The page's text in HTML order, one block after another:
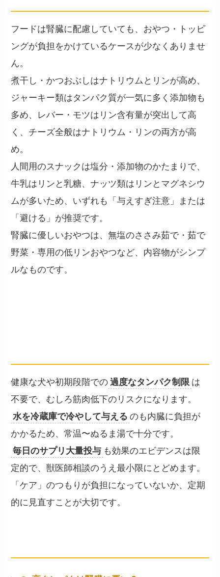
フードは腎臓に配慮していても、おやつ・トッピ
ングが負担をかけているケースが少なくありませ
ん。
煮干し・かつおぶしはナトリウムとリンが高め、
ジャーキー類はタンパク質が一気に多く添加物も
多め、レバー・モツはリン含有量が突出して高
く、チーズ全般はナトリウム・リンの両方が高
め。
人間用のスナックは塩分・添加物のかたまりで、
牛乳はリンと乳糖、ナッツ類はリンとマグネシウ
ムが多いため、いずれも「与えすぎ注意」または
「避ける」が推奨です。
腎臓に優しいおやつは、無塩のささみ茹で・茹で
野菜・専用の低リンおやつなど、内容物がシンプ
ルなものです。
健康な犬や初期段階での 過度なタンパク制限 は
不要で、むしろ筋肉低下のリスクになります。
水を冷蔵庫で冷やして与える のも内臓に負担が
かかるため、常温〜ぬるま湯で十分です。
毎日のサプリ大量投与 も効果のエビデンスは限
定的で、獣医師相談のうえ最小限にとどめます。
「ケア」のつもりが負担になっていないか、定期
的に見直すことが大切です。